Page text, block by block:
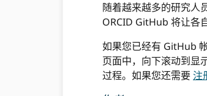
随着越来越多的研究人
ORCID GitHub 将让各
如果您已经有 GitHub
页面中，向下滚动到显
过程。如果您还需要注